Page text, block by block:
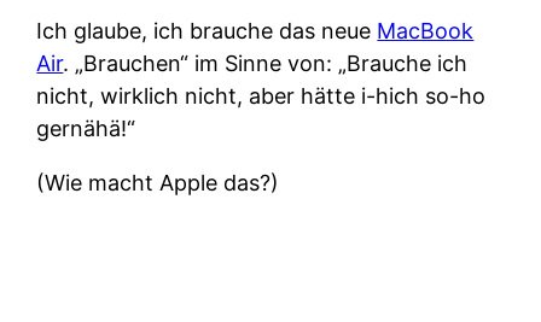
Ich glaube, ich brauche das neue MacBook
Air. „Brauchen“ im Sinne von: „Brauche ich
nicht, wirklich nicht, aber hätte i-hich so-ho
gernähä!“
(Wie macht Apple das?)